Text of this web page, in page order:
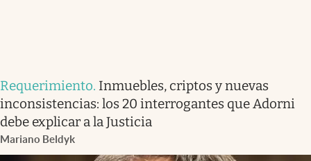
Requerimiento. Inmuebles, criptos y nuevas
inconsistencias: los 20 interrogantes que Adorni
debe explicar a la Justicia
Mariano Beldyk